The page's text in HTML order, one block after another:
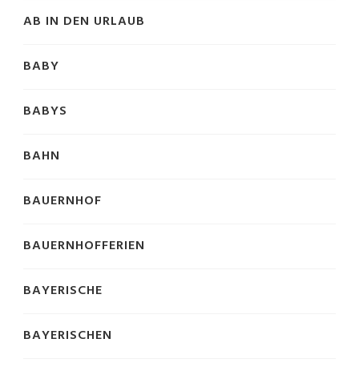
AB IN DEN URLAUB
BABY
BABYS
BAHN
BAUERNHOF
BAUERNHOFFERIEN
BAYERISCHE
BAYERISCHEN